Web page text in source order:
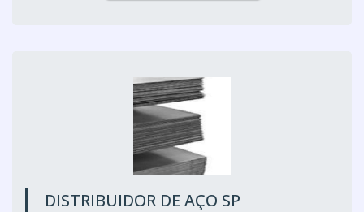
DISTRIBUIDOR DE AÇO SP